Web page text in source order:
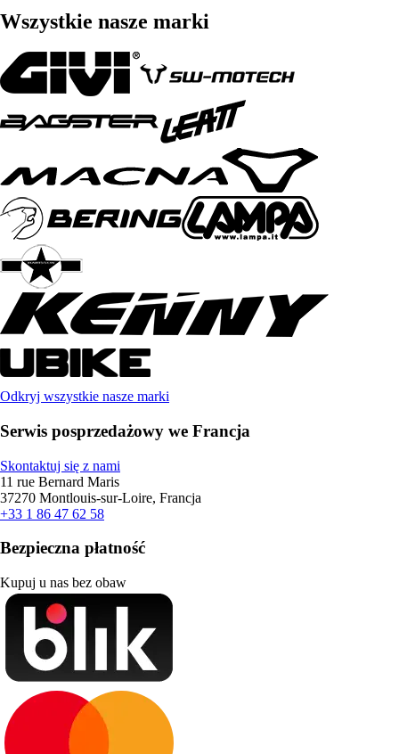
Wszystkie nasze marki
Odkryj wszystkie nasze marki
Serwis posprzedażowy we Francja
Skontaktuj się z nami
11 rue Bernard Maris
37270 Montlouis-sur-Loire, Francja
+33 1 86 47 62 58
Bezpieczna płatność
Kupuj u nas bez obaw